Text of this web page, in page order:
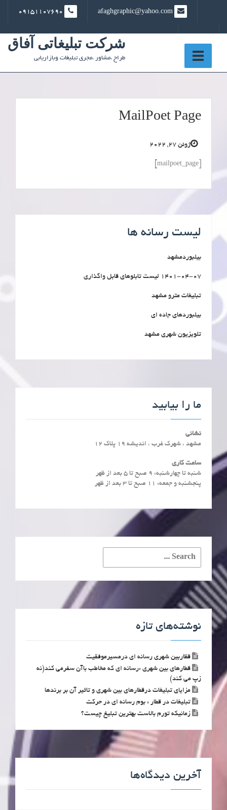
content
شرکت تبلیغاتی آفاق
طراح ،مشاور ،مجری تبلیغات وبازاریابی
MailPoet Page
ژوئن 27, 2022
لیست رسانه ها
بیلبوردمشهد
1401-04-07 لیست تابلوهای قابل واگذاری
تبلیغات مترو مشهد
بیلبوردهای جاده ای
تلویزیون شهری مشهد
ما را بیابید
نشانی
مشهد ، شهرک غرب ، اندیشه 19 پلاک 12
ساعت کاری
شنبه تا چهارشنبه: ۹ صبح تا ۵ بعد از ظهر
پنجشنبه و جمعه: ۱۱ صبح تا ۳ بعد از ظهر
Search
نوشته‌های تازه
قظاربین شهری رسانه ای درمسیرموفقیت
قطارهای بین شهری :رسانه ای که مخاطب باآن سفرمی کند(نه
زپ می کند)
مزایای تبلیغات درقطارهای بین شهری و تاثیر آن بر برندها
تبلیغات در قطار : بوم رسانه ای در حرکت
زمانیکه تورم بالاست بهترین تبلیغ چیست؟
آخرین دیدگاه‌ها